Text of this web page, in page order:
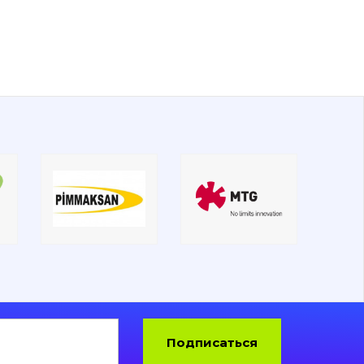
Подписаться